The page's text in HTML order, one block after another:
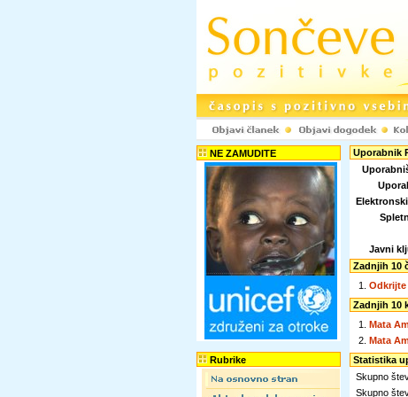
NE ZAMUDITE
Rubrike
Uporabnik
Javni
Zadnjih 10
1. Odkrijte
Zadnjih 10
1. Mata
2. Mata
Statistika
Skupno
Skupno